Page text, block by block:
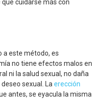
cuidarse más con
a este método, es
no tiene efectos malos en
ni la salud sexual, no daña
sexual. La erección
antes, se eyacula la misma